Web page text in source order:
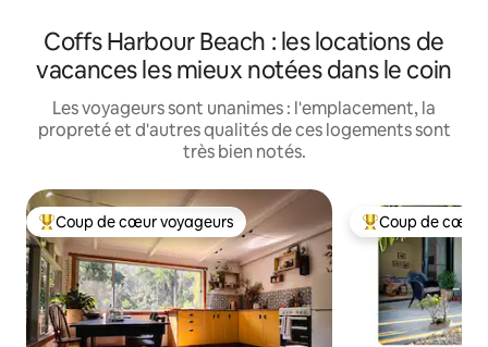
Coffs Harbour Beach : les locations de
vacances les mieux notées dans le coin
Les voyageurs sont unanimes : l'emplacement, la
propreté et d'autres qualités de ces logements sont
très bien notés.
Coup de cœur voyageurs parmi les plus aimés
Coup de cœur voyageurs Coup de cœur
Coup de cœur